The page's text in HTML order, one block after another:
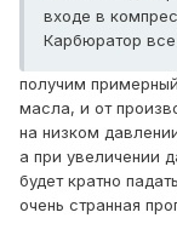
входе в
Карбюратор
получим
масла, и от
на низком
а при увеличении
будет кратно
очень странная